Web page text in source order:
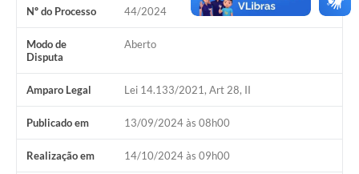
Nº do Processo 44/2024
Modo de
Disputa
Aberto
Amparo Legal Lei 14.133/2021, Art 28, II
Publicado em 13/09/2024 às 08h00
Realização em 14/10/2024 às 09h00